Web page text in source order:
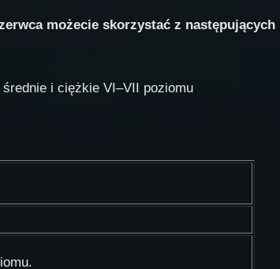
możecie skorzystać z
i ciężkie VI–VII poziomu